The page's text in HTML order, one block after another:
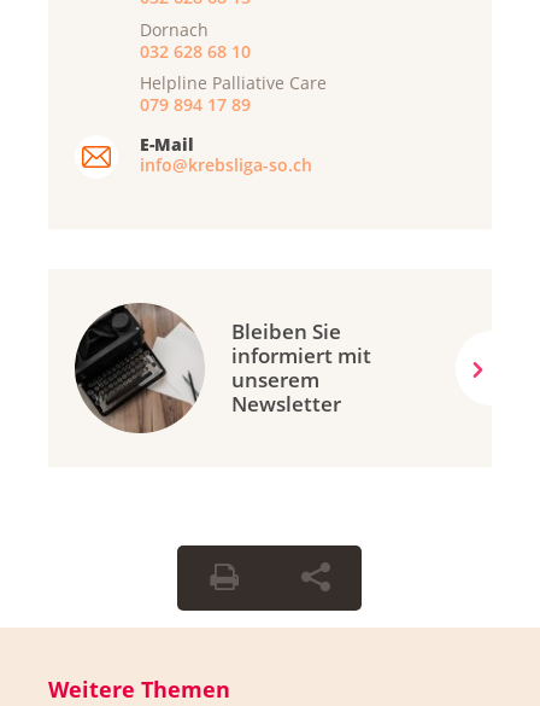
Dornach
032 628 68 10
Helpline Palliative Care
079 894 17 89
E-Mail
info@krebsliga-so.ch
Bleiben Sie
informiert mit
unserem
Newsletter
Weitere Themen